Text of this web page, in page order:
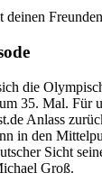
deinen Freunden
die
35. Mal. Für
Anlass
in den
Sicht
Groß.